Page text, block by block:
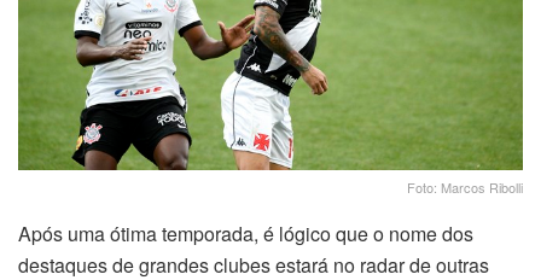
Foto: Marcos Ribolli
Após uma ótima temporada, é lógico que o nome dos
destaques de grandes clubes estará no radar de outras